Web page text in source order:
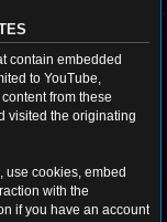
contain embedded
to YouTube,
from these
visited the originating
use cookies, embed
with the
if you have an account